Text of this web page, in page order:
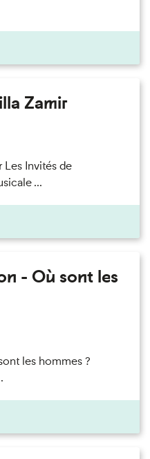
Zamir
Invités de
...
- Où sont les
les hommes ?